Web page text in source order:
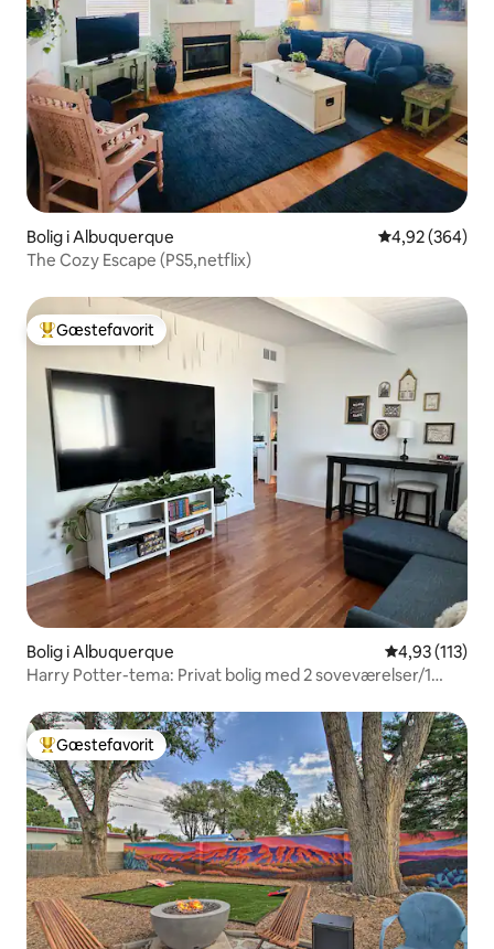
Bolig i Albuquerque 4,92 ud af 5 i
4,92 (364)
The Cozy Escape (PS5,netflix)
Bedste gæstefavorit
Gæstefavorit
Bolig i Albuquerque 4,93 ud af 5 i
4,93 (113)
Harry Potter-tema: Privat bolig med 2 soveværelser/1
Bedste gæstefavorit
Gæstefavorit